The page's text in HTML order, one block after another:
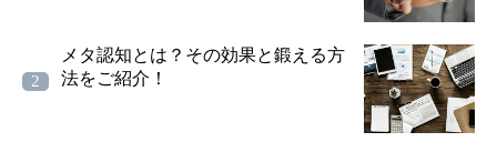
メタ認知とは？その効果と鍛える方
法をご紹介！